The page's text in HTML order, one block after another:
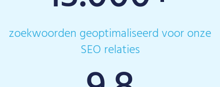
zoekwoorden geoptimaliseerd voor onze
SEO relaties